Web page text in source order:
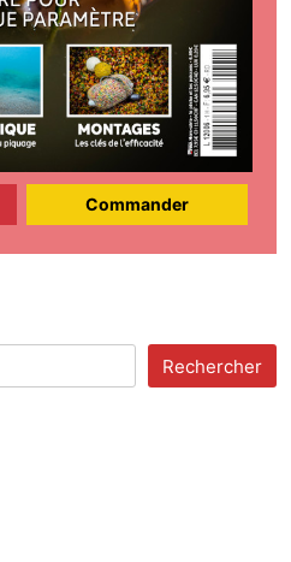
Commander
Rechercher